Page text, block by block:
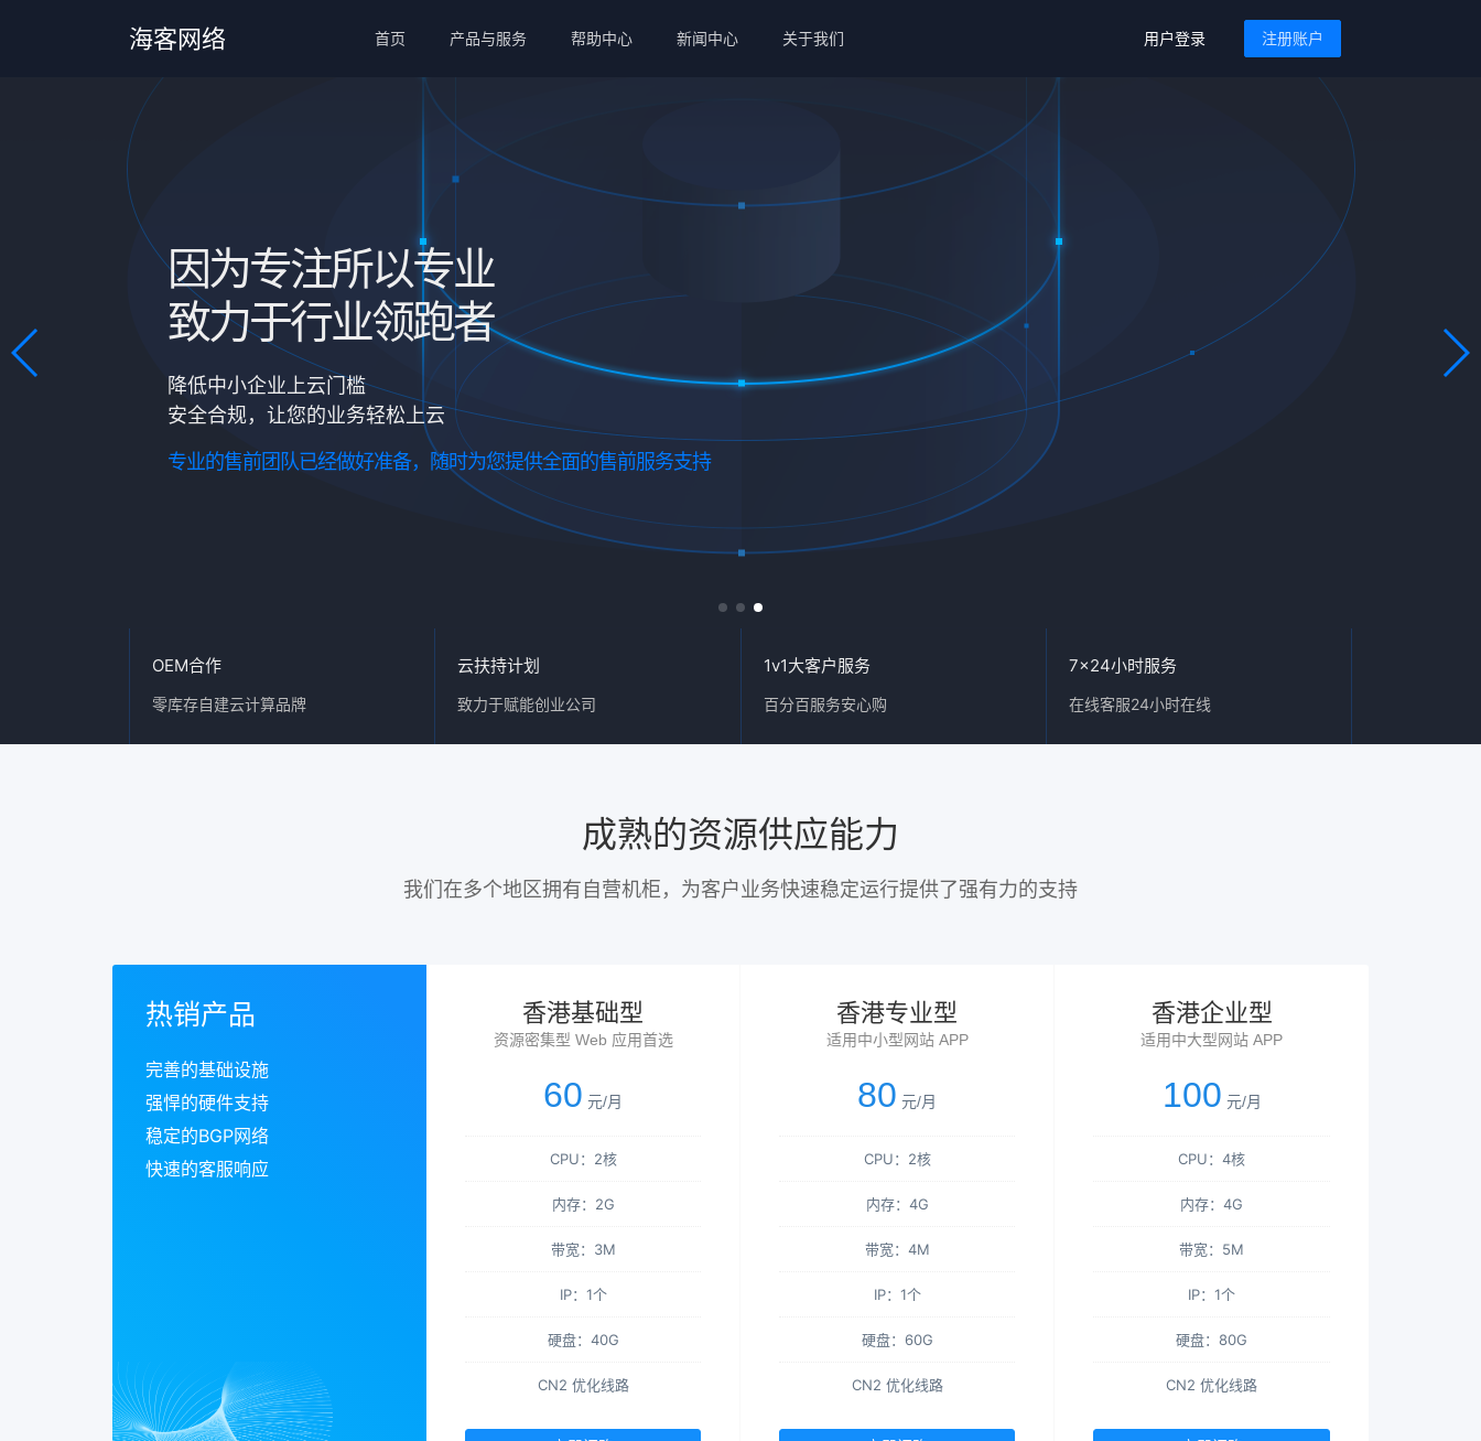
海客网络 首页 产品与服务 帮助中心 新闻中心 关于我们 用户登录 注册账户
因为专注所以专业
致力于行业领跑者
降低中小企业上云门槛
安全合规，让您的业务轻松上云
专业的售前团队已经做好准备，随时为您提供全面的售前服务支持
OEM合作
零库存自建云计算品牌
云扶持计划
致力于赋能创业公司
1v1大客户服务
百分百服务安心购
7x24小时服务
在线客服24小时在线
成熟的资源供应能力
我们在多个地区拥有自营机柜，为客户业务快速稳定运行提供了强有力的支持
热销产品
完善的基础设施
强悍的硬件支持
稳定的BGP网络
快速的客服响应
香港基础型
资源密集型 Web 应用首选
60 元/月
CPU：2核
内存：2G
带宽：3M
IP：1个
硬盘：40G
CN2 优化线路
香港专业型
适用中小型网站 APP
80 元/月
CPU：2核
内存：4G
带宽：4M
IP：1个
硬盘：60G
CN2 优化线路
香港企业型
适用中大型网站 APP
100 元/月
CPU：4核
内存：4G
带宽：5M
IP：1个
硬盘：80G
CN2 优化线路